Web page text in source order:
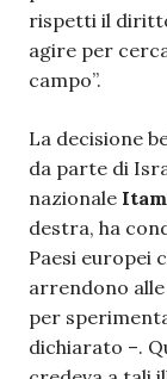
rispetti il
agire per
campo”.
La decisione
da parte di
nazionale
destra, ha
Paesi europei
arrendono
per
dichiarato –.